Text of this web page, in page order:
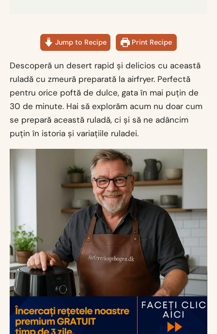
Jump to Recipe Print Recipe
Descoperă un desert rapid și delicios cu această
ruladă cu zmeură preparată la airfryer. Perfectă
pentru orice poftă de dulce, gata în mai puțin de
30 de minute. Hai să explorăm acum nu doar cum
se prepară această ruladă, ci și să ne adâncim
puțin în istoria și variațiile ruladei.